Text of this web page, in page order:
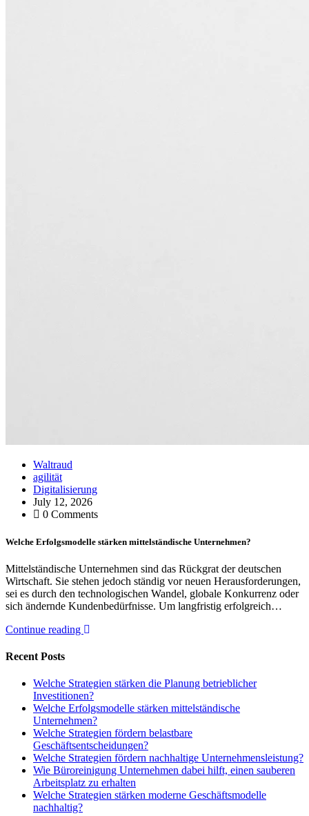
Waltraud
agilität
Digitalisierung
July 12, 2026
0 Comments
Welche Erfolgsmodelle stärken mittelständische Unternehmen?
Mittelständische Unternehmen sind das Rückgrat der deutschen
Wirtschaft. Sie stehen jedoch ständig vor neuen Herausforderungen,
sei es durch den technologischen Wandel, globale Konkurrenz oder
sich ändernde Kundenbedürfnisse. Um langfristig erfolgreich…
Continue reading
Recent Posts
Welche Strategien stärken die Planung betrieblicher
Investitionen?
Welche Erfolgsmodelle stärken mittelständische
Unternehmen?
Welche Strategien fördern belastbare
Geschäftsentscheidungen?
Welche Strategien fördern nachhaltige Unternehmensleistung?
Wie Büroreinigung Unternehmen dabei hilft, einen sauberen
Arbeitsplatz zu erhalten
Welche Strategien stärken moderne Geschäftsmodelle
nachhaltig?